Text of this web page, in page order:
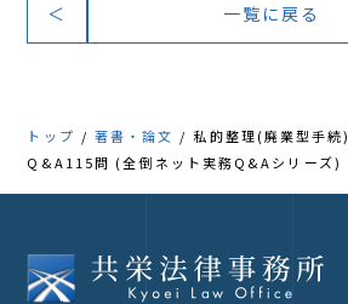
＜ 一覧に戻る
トップ 著書・論文
私的整理(廃業型手
Q&A115問 (全倒ネット実務Q&Aシリーズ)